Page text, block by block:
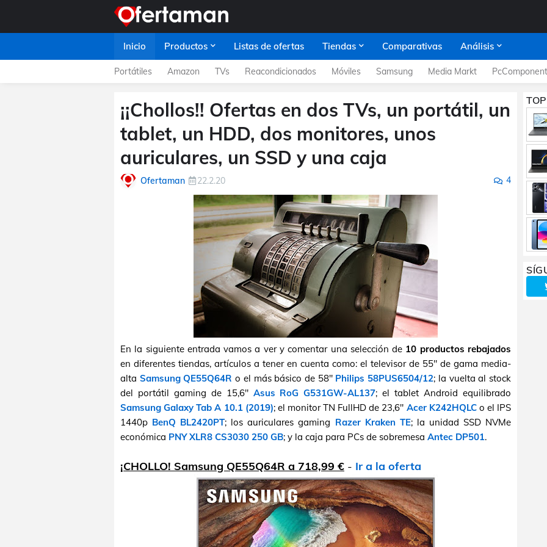
Inicio Productos Listas de ofertas Tiendas Comparativas Análisis
Portátiles Amazon TVs Reacondicionados Móviles Samsung Media Markt
¡¡Chollos!! Ofertas en dos TVs, un portátil, un
tablet, un HDD, dos monitores, unos
auriculares, un SSD y una caja
Ofertaman 22.2.20 4
En la siguiente entrada vamos a ver y comentar una selección de 10 productos rebajados
en diferentes tiendas, artículos a tener en cuenta como: el televisor de 55" de gama media-
alta Samsung QE55Q64R o el más básico de 58" Philips 58PUS6504/12; la vuelta al stock
del portátil gaming de 15,6" Asus RoG G531GW-AL137; el tablet Android equilibrado
Samsung Galaxy Tab A 10.1 (2019); el monitor TN FullHD de 23,6" Acer K242HQLCo el IPS
1440p BenQ BL2420PT; los auriculares gaming Razer Kraken TE; la unidad SSD NVMe
económica PNY XLR8 CS3030 250 GB; y la caja para PCs de sobremesa Antec DP501.
¡CHOLLO! Samsung QE55Q64R a 718,99 € - Ir a la oferta